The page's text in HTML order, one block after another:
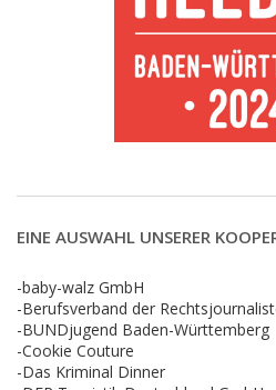
EINE AUSWAHL UNSERER
-baby-walz GmbH
-Berufsverband der
-BUNDjugend Baden-Württemberg
-Cookie Couture
-Das Kriminal Dinner